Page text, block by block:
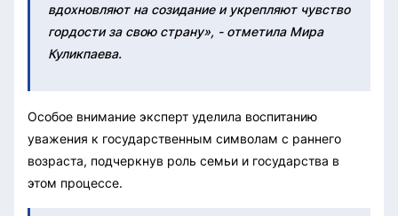
вдохновляют на созидание и укрепляют чувство
гордости за свою страну», - отметила Мира
Куликпаева.
Особое внимание эксперт уделила воспитанию
уважения к государственным символам с раннего
возраста, подчеркнув роль семьи и государства в
этом процессе.